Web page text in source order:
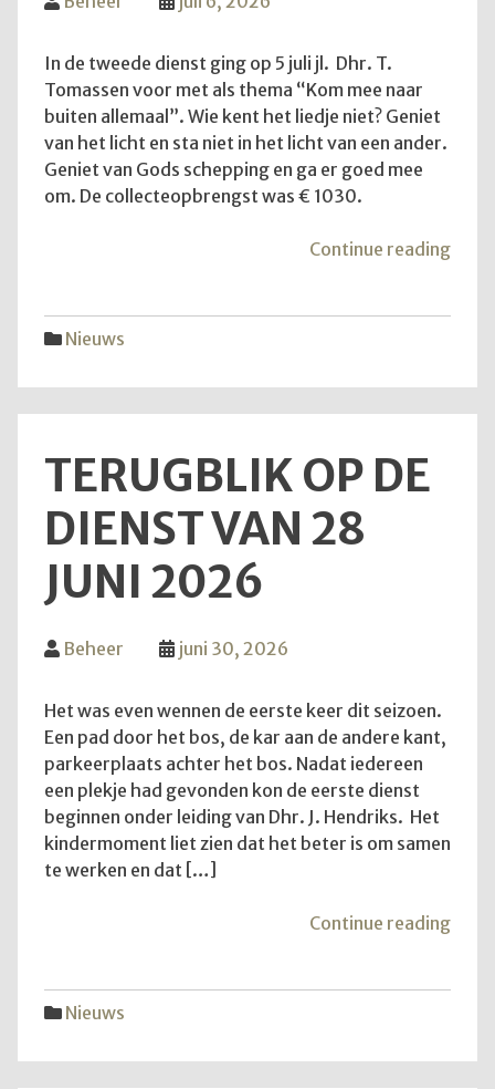
In de tweede dienst ging op 5 juli jl. Dhr. T.
Tomassen voor met als thema “Kom mee naar
buiten allemaal”. Wie kent het liedje niet? Geniet
van het licht en sta niet in het licht van een ander.
Geniet van Gods schepping en ga er goed mee
om. De collecteopbrengst was € 1030.
Continue reading
Nieuws
TERUGBLIK OP DE
DIENST VAN 28
JUNI 2026
Beheer juni 30, 2026
Het was even wennen de eerste keer dit seizoen.
Een pad door het bos, de kar aan de andere kant,
parkeerplaats achter het bos. Nadat iedereen
een plekje had gevonden kon de eerste dienst
beginnen onder leiding van Dhr. J. Hendriks. Het
kindermoment liet zien dat het beter is om samen
te werken en dat […]
Continue reading
Nieuws